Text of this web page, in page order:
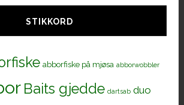
STIKKORD
abborfiske på mjøsa abborwobbler
Baits gjedde dartsab duo